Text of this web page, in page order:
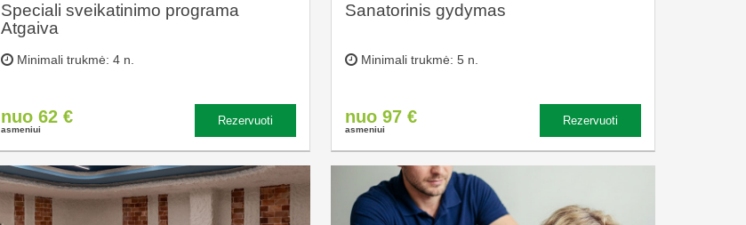
Speciali sveikatinimo programa
Atgaiva
Minimali trukmė: 4 n.
nuo 62 €
asmeniui
Rezervuoti
Sanatorinis gydymas
Minimali trukmė: 5 n.
nuo 97 €
asmeniui
Rezervuoti